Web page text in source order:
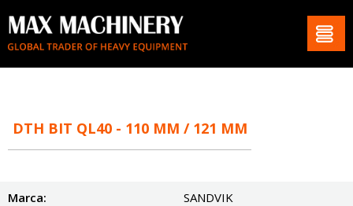
DTH BIT QL40 - 110 MM / 121 MM
Marca:
SANDVIK